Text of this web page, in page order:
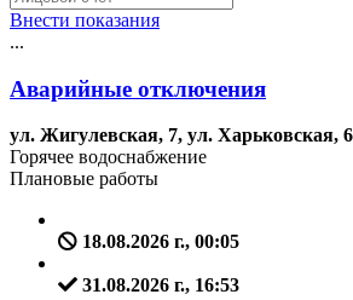
Внести показания
...
Аварийные отключения
ул. Жигулевская, 7, ул. Харьковская,
Горячее водоснабжение
Плановые работы
18.08.2026 г., 00:05
31.08.2026 г., 16:53